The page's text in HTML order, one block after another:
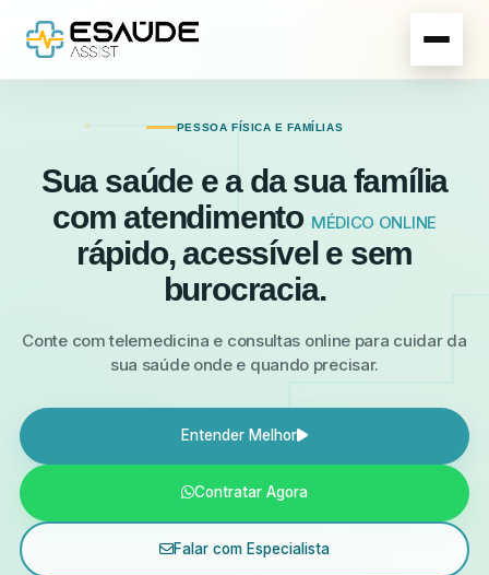
PESSOA FÍSICA E FAMÍLIAS
Sua saúde e a da sua família
com atendimento MÉDICO ONLINE
rápido, acessível e sem
burocracia.
Conte com telemedicina e consultas online para cuidar da
sua saúde onde e quando precisar.
Entender Melhor
Contratar Agora
Falar com Especialista